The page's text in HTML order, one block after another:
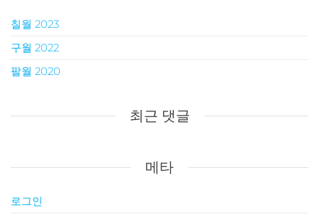
칠월 2023
구월 2022
팔월 2020
최근 댓글
메타
로그인